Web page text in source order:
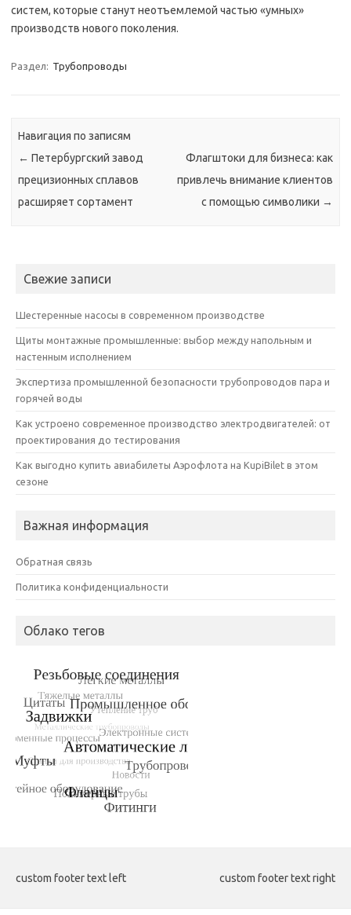
систем, которые станут неотъемлемой частью «умных»
производств нового поколения.
Раздел: Трубопроводы
Навигация по записям
← Петербургский завод
прецизионных сплавов
расширяет сортамент
Флагштоки для бизнеса: как
привлечь внимание клиентов
с помощью символики →
Свежие записи
Шестеренные насосы в современном производстве
Щиты монтажные промышленные: выбор между напольным и
настенным исполнением
Экспертиза промышленной безопасности трубопроводов пара и
горячей воды
Как устроено современное производство электродвигателей: от
проектирования до тестирования
Как выгодно купить авиабилеты Аэрофлота на KupiBilet в этом
сезоне
Важная информация
Обратная связь
Политика конфиденциальности
Облако тегов
custom footer text left custom footer text right